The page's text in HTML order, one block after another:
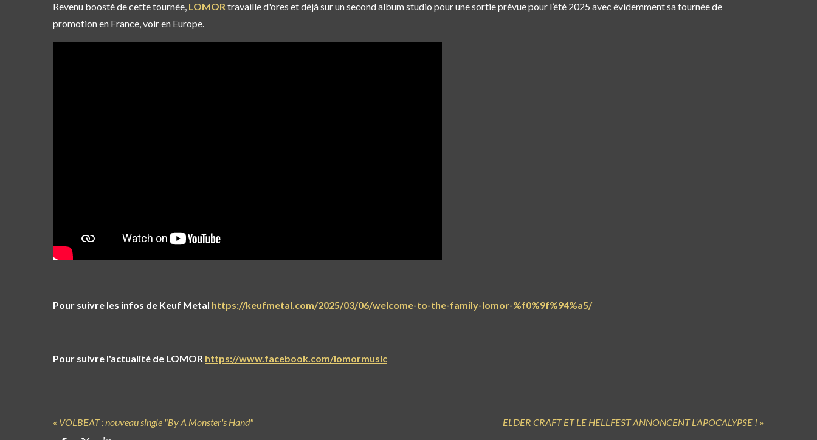
Revenu boosté de cette tournée, LOMOR travaille d'ores et déjà sur un second album studio pour une sortie prévue pour l’été 2025 avec évidemment sa tournée de
promotion en France, voir en Europe.
Pour suivre les infos de Keuf Metal https://keufmetal.com/2025/03/06/welcome-to-the-family-lomor-%f0%9f%94%a5/
Pour suivre l'actualité de LOMOR https://www.facebook.com/lomormusic
« VOLBEAT : nouveau single "By A Monster's Hand" ELDER CRAFT ET LE HELLFEST ANNONCENT L’APOCALYPSE ! »